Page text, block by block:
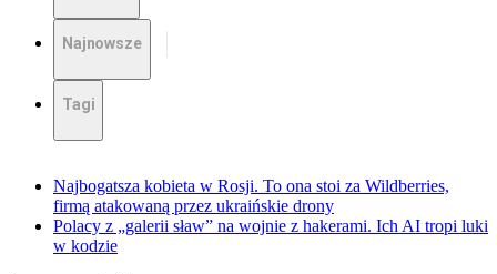
Najnowsze
Tagi
Najbogatsza kobieta w Rosji. To ona stoi za Wildberries,
firmą atakowaną przez ukraińskie drony
Polacy z „galerii sław” na wojnie z hakerami. Ich AI tropi luki
w kodzie